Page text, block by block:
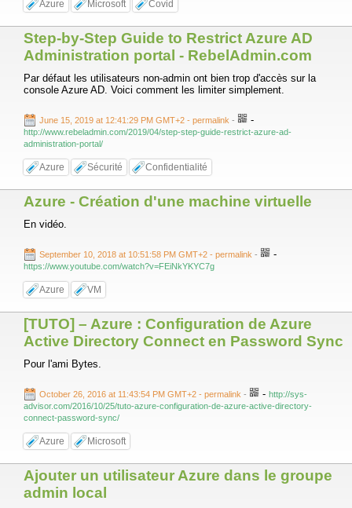
Azure Microsoft Covid
Step-by-Step Guide to Restrict Azure AD
Administration portal - RebelAdmin.com
Par défaut les utilisateurs non-admin ont bien trop d'accès sur la
console Azure AD. Voici comment les limiter simplement.
June 15, 2019 at 12:41:29 PM GMT+2 - permalink - -
http://www.rebeladmin.com/2019/04/step-step-guide-restrict-azure-ad-
administration-portal/
Azure Sécurité Confidentialité
Azure - Création d'une machine virtuelle
En vidéo.
September 10, 2018 at 10:51:58 PM GMT+2 - permalink - -
https://www.youtube.com/watch?v=FEiNkYKYC7g
Azure VM
[TUTO] – Azure : Configuration de Azure
Active Directory Connect en Password Sync
Pour l'ami Bytes.
October 26, 2016 at 11:43:54 PM GMT+2 - permalink - - http://sys-
advisor.com/2016/10/25/tuto-azure-configuration-de-azure-active-directory-
connect-password-sync/
Azure Microsoft
Ajouter un utilisateur Azure dans le groupe
admin local